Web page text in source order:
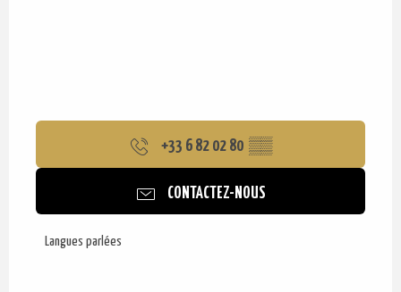
+33 6 82 02 80 ▒▒
CONTACTEZ-NOUS
Langues parlées
Langues parlées